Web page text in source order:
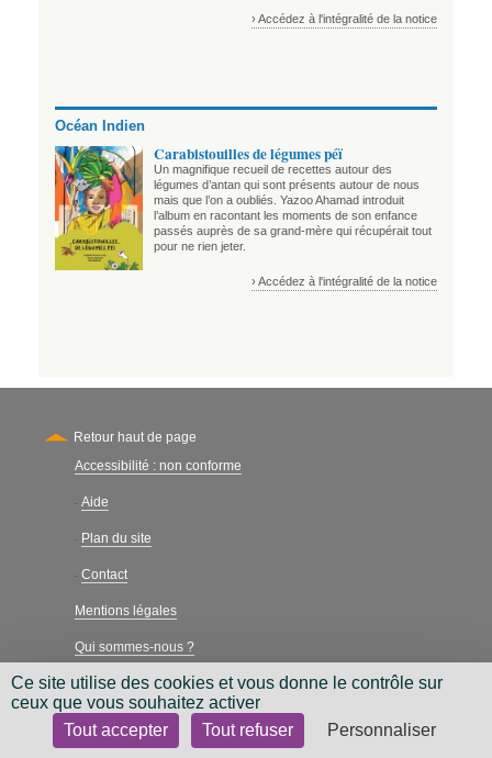
› Accédez à l'intégralité de la notice
Océan Indien
Carabistouilles de légumes péï
Un magnifique recueil de recettes autour des
légumes d’antan qui sont présents autour de nous
mais que l’on a oubliés. Yazoo Ahamad introduit
l’album en racontant les moments de son enfance
passés auprès de sa grand-mère qui récupérait tout
pour ne rien jeter.
› Accédez à l'intégralité de la notice
Retour haut de page
Secondary
Accessibilité : non conforme
- Aide
- Plan du site
- Contact
Mentions légales
Qui sommes-nous ?
Charte néthique
Ce site utilise des cookies et vous donne le contrôle sur
ceux que vous souhaitez activer
Tout accepter
Tout refuser Personnaliser